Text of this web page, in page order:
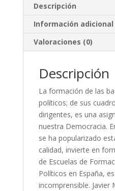
Descripción
Información adicional
Valoraciones (0)
Descripción
La formación de las
políticos; de sus
dirigentes, es una
nuestra Democracia.
se ha popularizado
calidad, invierte en
de Escuelas de
Políticos en España,
incomprensible. Javier